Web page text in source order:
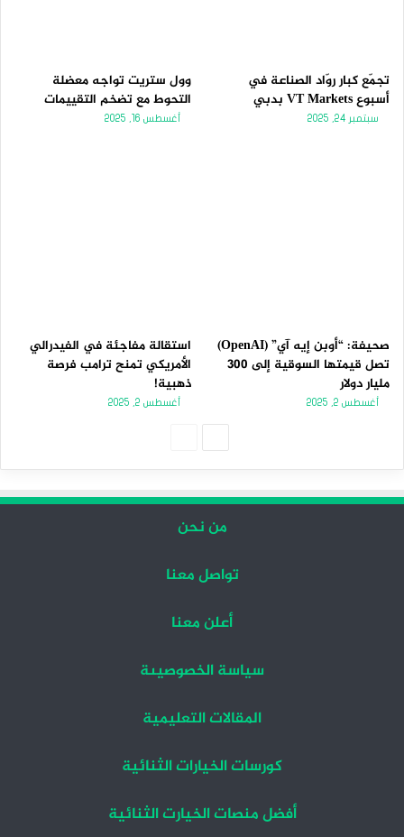
تجمّع كبار روّاد الصناعة في
أسبوع VT Markets بدبي
سبتمبر 24, 2025
وول ستريت تواجه معضلة
التحوط مع تضخم التقييمات
أغسطس 16, 2025
صحيفة: “أوبن إيه آي” (OpenAI)
تصل قيمتها السوقية إلى 300
مليار دولار
أغسطس 2, 2025
استقالة مفاجئة في الفيدرالي
الأمريكي تمنح ترامب فرصة
ذهبية!
أغسطس 2, 2025
من نحن
تواصل معنا
أعلن معنا
سياسة الخصوصيىة
المقالات التعليمية
كورسات الخيارات الثنائية
أفضل منصات الخيارت الثنائية